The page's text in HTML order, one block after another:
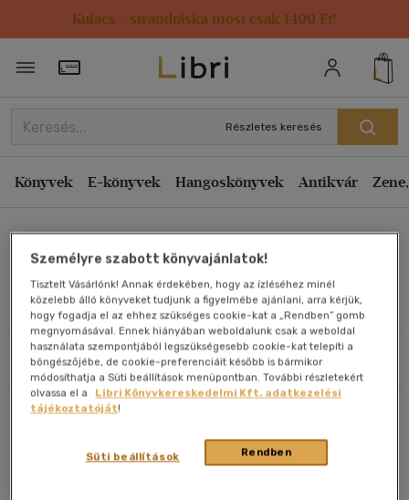
Kulacs / strandtáska most csak 1499 Ft!
Törzsvásárlói Kártya adatai
Részletes keresés
Könyvek E-könyvek Hangoskönyvek Antikvár
Művei
Szűrés Rendezés
Rendezés
Kiadás éve szerint csökkenő
Ár szerint csökkenő
Eladott darabszám szerint csökkenő
Eladott darabszám szerint növekvő
Cím szerint A-Z
Szerző szerint A-Z
Megjelenítés
20 db / oldal
Személyre szabott könyvajánlatok!
Tisztelt Vásárlónk! Annak érdekében, hogy az ízléséhez minél
közelebb álló könyveket tudjunk a figyelmébe ajánlani, arra kérjük,
hogy fogadja el az ehhez szükséges cookie-kat a „Rendben” gomb
megnyomásával. Ennek hiányában weboldalunk csak a weboldal
használata szempontjából legszükségesebb cookie-kat telepíti a
böngészőjébe, de cookie-preferenciáit később is bármikor
módosíthatja a Süti beállítások menüpontban. További részletekért
olvassa el a
Libri Könyvkereskedelmi Kft. adatkezelési
tájékoztatóját!
Rendben
Süti beállítások